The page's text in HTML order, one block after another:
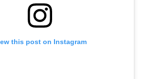
this post on Instagram